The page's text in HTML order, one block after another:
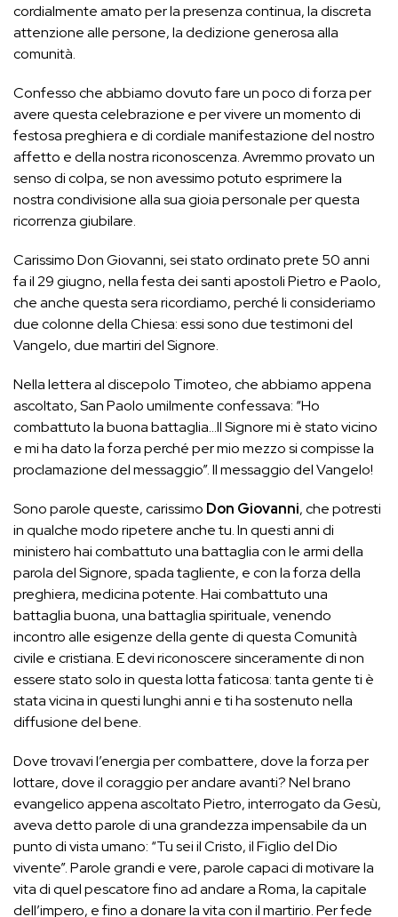
cordialmente amato per la presenza continua, la discreta
attenzione alle persone, la dedizione generosa alla
comunità.
Confesso che abbiamo dovuto fare un poco di forza per
avere questa celebrazione e per vivere un momento di
festosa preghiera e di cordiale manifestazione del nostro
affetto e della nostra riconoscenza. Avremmo provato un
senso di colpa, se non avessimo potuto esprimere la
nostra condivisione alla sua gioia personale per questa
ricorrenza giubilare.
Carissimo Don Giovanni, sei stato ordinato prete 50 anni
fa il 29 giugno, nella festa dei santi apostoli Pietro e Paolo,
che anche questa sera ricordiamo, perché li consideriamo
due colonne della Chiesa: essi sono due testimoni del
Vangelo, due martiri del Signore.
Nella lettera al discepolo Timoteo, che abbiamo appena
ascoltato, San Paolo umilmente confessava: “Ho
combattuto la buona battaglia…Il Signore mi è stato vicino
e mi ha dato la forza perché per mio mezzo si compisse la
proclamazione del messaggio”. Il messaggio del Vangelo!
Sono parole queste, carissimo Don Giovanni, che potresti
in qualche modo ripetere anche tu. In questi anni di
ministero hai combattuto una battaglia con le armi della
parola del Signore, spada tagliente, e con la forza della
preghiera, medicina potente. Hai combattuto una
battaglia buona, una battaglia spirituale, venendo
incontro alle esigenze della gente di questa Comunità
civile e cristiana. E devi riconoscere sinceramente di non
essere stato solo in questa lotta faticosa: tanta gente ti è
stata vicina in questi lunghi anni e ti ha sostenuto nella
diffusione del bene.
Dove trovavi l’energia per combattere, dove la forza per
lottare, dove il coraggio per andare avanti? Nel brano
evangelico appena ascoltato Pietro, interrogato da Gesù,
aveva detto parole di una grandezza impensabile da un
punto di vista umano: “Tu sei il Cristo, il Figlio del Dio
vivente”. Parole grandi e vere, parole capaci di motivare la
vita di quel pescatore fino ad andare a Roma, la capitale
dell’impero, e fino a donare la vita con il martirio. Per fede